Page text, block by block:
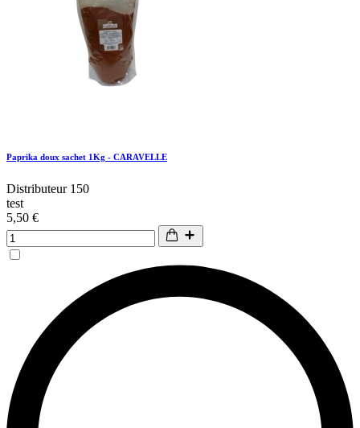
Paprika doux sachet 1Kg - CARAVELLE
Distributeur 150
test
5,50 €